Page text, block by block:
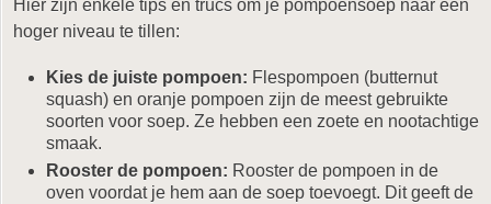
Hier zijn enkele tips en trucs om je pompoensoep naar een
hoger niveau te tillen:
Kies de juiste pompoen: Flespompoen (butternut
squash) en oranje pompoen zijn de meest gebruikte
soorten voor soep. Ze hebben een zoete en nootachtige
smaak.
Rooster de pompoen: Rooster de pompoen in de
oven voordat je hem aan de soep toevoegt. Dit geeft de